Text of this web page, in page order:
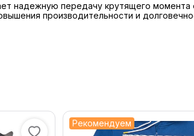
надежную передачу крутящего момента
производительности и
Рекомендуем